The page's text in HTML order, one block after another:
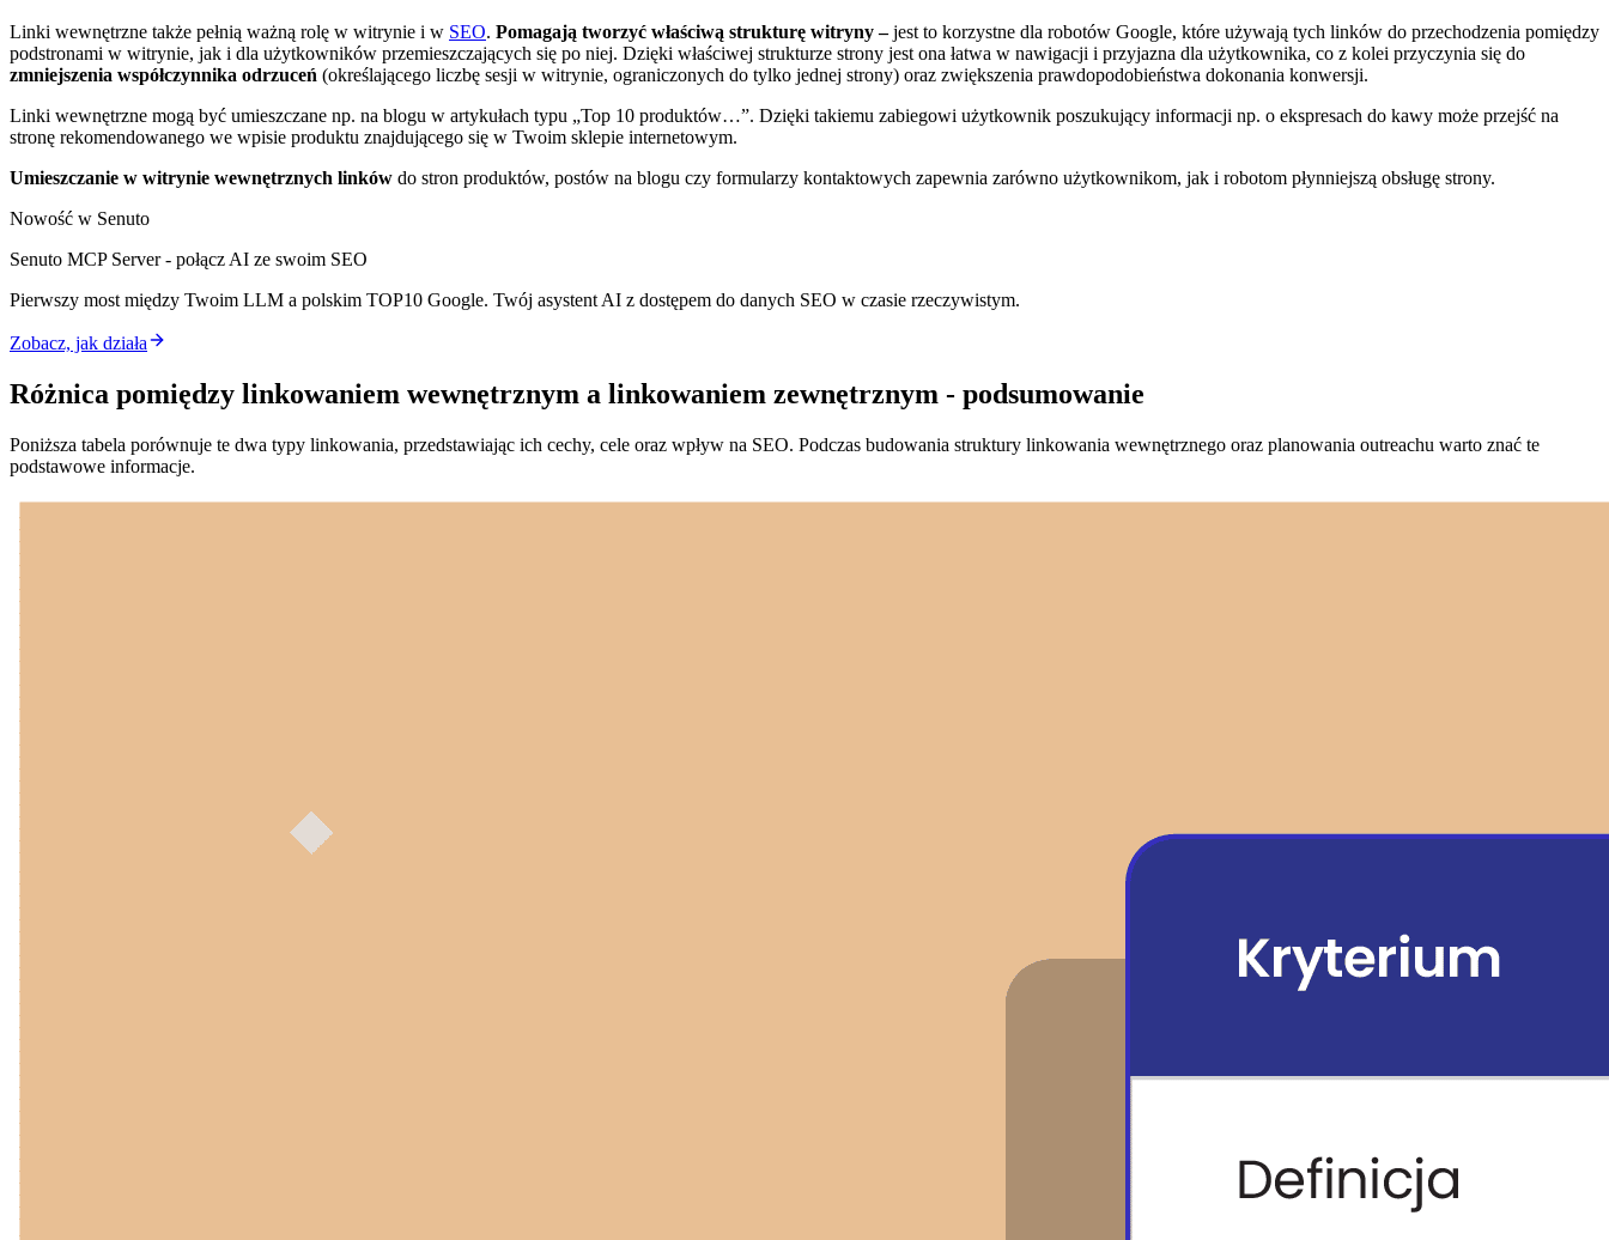
Linki wewnętrzne także pełnią ważną rolę w witrynie i w SEO. Pomagają tworzyć właściwą strukturę witryny –jest to korzystne dla robotów Google, które używają tych linków do przechodzenia pomiędzy
podstronami w witrynie, jak i dla użytkowników przemieszczających się po niej. Dzięki właściwej strukturze strony jest ona łatwa w nawigacji i przyjazna dla użytkownika, co z kolei przyczynia się do
zmniejszenia współczynnika odrzuceń (określającego liczbę sesji w witrynie, ograniczonych do tylko jednej strony) oraz zwiększenia prawdopodobieństwa dokonania konwersji.
Linki wewnętrzne mogą być umieszczane np. na blogu w artykułach typu „Top 10 produktów…”. Dzięki takiemu zabiegowi użytkownik poszukujący informacji np. o ekspresach do kawy może przejść na
stronę rekomendowanego we wpisie produktu znajdującego się w Twoim sklepie internetowym.
Umieszczanie w witrynie wewnętrznych linków do stron produktów, postów na blogu czy formularzy kontaktowych zapewnia zarówno użytkownikom, jak i robotom płynniejszą obsługę strony.
Nowość w Senuto
Senuto MCP Server - połącz AI ze swoim SEO
Pierwszy most między Twoim LLM a polskim TOP10 Google. Twój asystent AI z dostępem do danych SEO w czasie rzeczywistym.
Zobacz, jak działa
Różnica pomiędzy linkowaniem wewnętrznym a linkowaniem zewnętrznym - podsumowanie
Poniższa tabela porównuje te dwa typy linkowania, przedstawiając ich cechy, cele oraz wpływ na SEO. Podczas budowania struktury linkowania wewnętrznego oraz planowania outreachu warto znać te
podstawowe informacje.